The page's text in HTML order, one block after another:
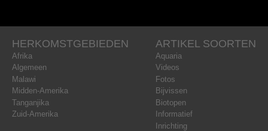
HERKOMSTGEBIEDEN
Afrika
Algemeen
Malawi
Midden-Amerika
Tanganjika
Zuid-Amerika
ARTIKEL SOORTEN
Aquaria
Videos
Fotos
Bijvissen
Biotopen
Informatief
Inrichting